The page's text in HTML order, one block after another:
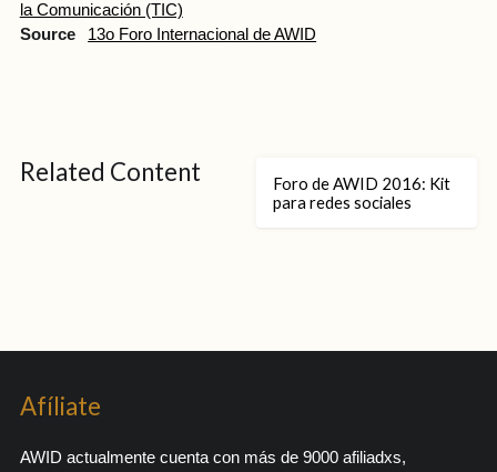
la Comunicación (TIC)
Source
13o Foro Internacional de AWID
Related Content
Foro de AWID 2016: Kit
para redes sociales
Afíliate
AWID actualmente cuenta con más de 9000 afiliadxs,